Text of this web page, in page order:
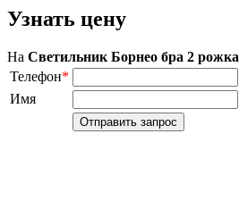
Узнать цену
На Светильник Борнео бра 2 рожка
Телефон*
Имя